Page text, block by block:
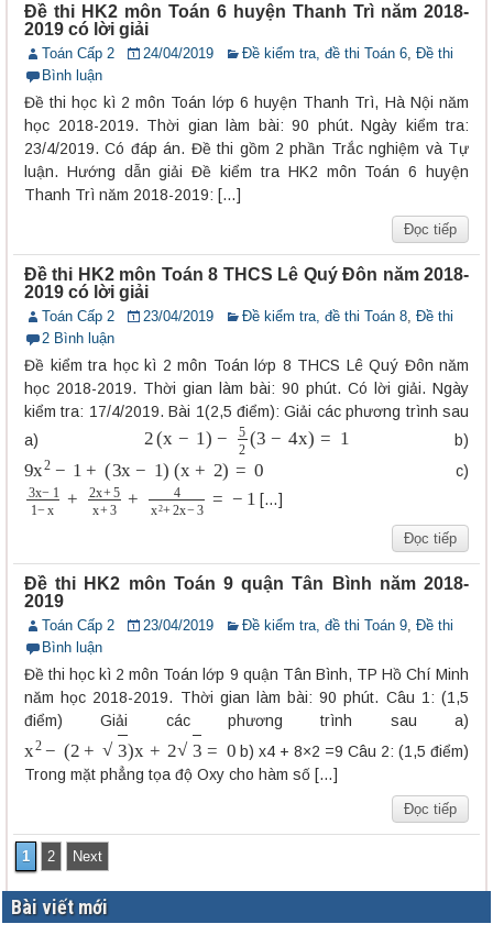
Đề thi HK2 môn Toán 6 huyện Thanh Trì năm 2018-
2019 có lời giải
Toán Cấp 2 24/04/2019 Đề kiểm tra, đề thi Toán 6 Đề thi
Bình luận
Đề thi học kì 2 môn Toán lớp 6 huyện Thanh Trì, Hà Nội năm
học 2018-2019. Thời gian làm bài: 90 phút. Ngày kiểm tra:
23/4/2019. Có đáp án. Đề thi gồm 2 phần Trắc nghiệm và Tự
luận. Hướng dẫn giải Đề kiểm tra HK2 môn Toán 6 huyện
Thanh Trì năm 2018-2019: […]
Đọc tiếp
Đề thi HK2 môn Toán 8 THCS Lê Quý Đôn năm 2018-
2019 có lời giải
Toán Cấp 2 23/04/2019 Đề kiểm tra, đề thi Toán 8 Đề thi
2 Bình luận
Đề kiểm tra học kì 2 môn Toán lớp 8 THCS Lê Quý Đôn năm
học 2018-2019. Thời gian làm bài: 90 phút. Có lời giải. Ngày
kiểm tra: 17/4/2019. Bài 1(2,5 điểm): Giải các phương trình sau
a) 2 (x −5 3−4 1 b)
9 2 + (3 x− +2 ) 0 c)
3x− 1 1− x+2 x +5 + − 3= −
[…]
Đọc tiếp
Đề thi HK2 môn Toán 9 quận Tân Bình năm 2018-
2019
Toán Cấp 2 23/04/2019 Đề kiểm tra, đề thi Toán 9, Đề thi
Bình luận
Đề thi học kì 2 môn Toán lớp 9 quận Tân Bình, TP Hồ Chí Minh
năm học 2018-2019. Thời gian làm bài: 90 phút. Câu 1: (1,5
điểm) Giải các phương trình sau a)
2 2+ 3 + 23 0
b) x4 + 8×2 =9 Câu 2: (1,5 điểm)
Trong mặt phẳng tọa độ Oxy cho hàm số […]
Đọc tiếp
1 2 Next
Bài viết mới